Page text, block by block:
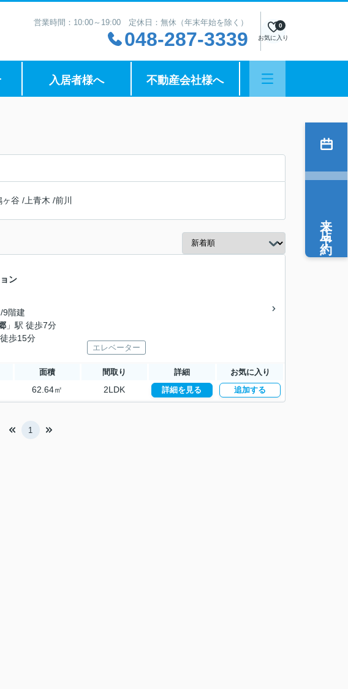
営業時間：10:00～19:00 定休日：無休（年末年始を除く）
048-287-3339 お気に入り
0
入居者様へ 不動産会社様へ
ヶ谷 / 上青木 /前川
ン
9階建
」駅 徒歩7分
徒歩15分
エレベーター
面積 間取り 詳細 お気に入り
62.64㎡ 2LDK 詳細を見る 追加する
1
来店予約